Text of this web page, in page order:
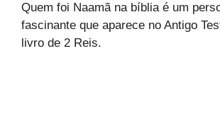
Quem foi Naamã na bíblia é um
fascinante que aparece no Antigo
livro de 2 Reis.